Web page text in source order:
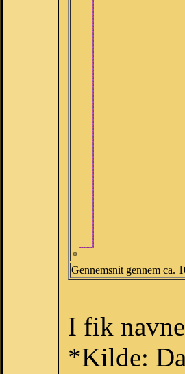
0
Gennemsnit gennem ca.
I fik
*Kilde: